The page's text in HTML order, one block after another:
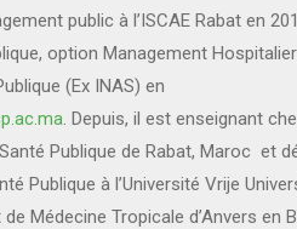
public à l’ISCAE Rabat en
option Management
(Ex INAS) en
. Depuis, il est enseignant
Publique de Rabat, Maroc et
Publique à l’Université Vrije
Médecine Tropicale d’Anvers en